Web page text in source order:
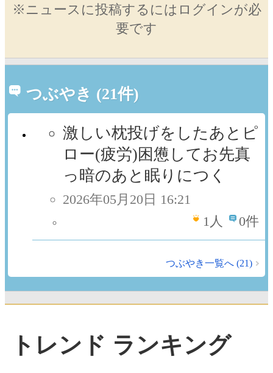
※ニュースに投稿するにはログインが必
要です
つぶやき (21件)
激しい枕投げをしたあとピ
ロー(疲労)困憊してお先真
っ暗のあと眠りにつく
2026年05月20日 16:21
1 人 0件
つぶやき一覧へ (21)
トレンド ランキング